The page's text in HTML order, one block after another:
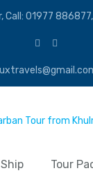
Call: 01977
Tour